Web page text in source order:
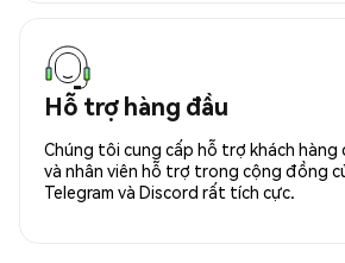
Hỗ trợ hàng đầu
Chúng tôi cung cấp hỗ trợ khách hàng
và nhân viên hỗ trợ trong cộng đồng
Telegram và Discord rất tích cực.